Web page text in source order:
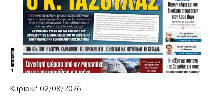
Κυριακή 02/08/2026